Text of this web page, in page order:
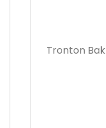
Tronton Bak